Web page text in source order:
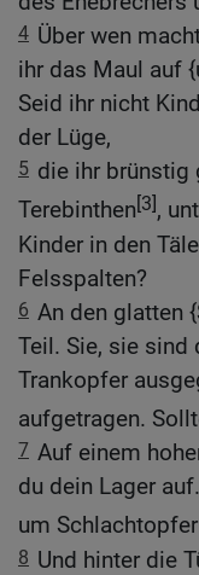
4 Über wen
ihr das Maul auf
Seid ihr nicht
der Lüge,
5 die ihr brünstig
Terebinthen[3],
Kinder in den
Felsspalten?
6 An den glatten
Teil. Sie, sie sind
Trankopfer
aufgetragen.
7 Auf einem
du dein Lager
um
8 Und hinter die